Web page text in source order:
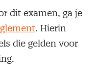
dit examen, ga je
. Hierin
die gelden voor